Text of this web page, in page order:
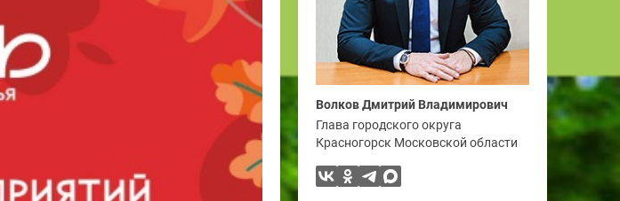
Волков Дмитрий Владимирович
Глава городского округа
Красногорск Московской области